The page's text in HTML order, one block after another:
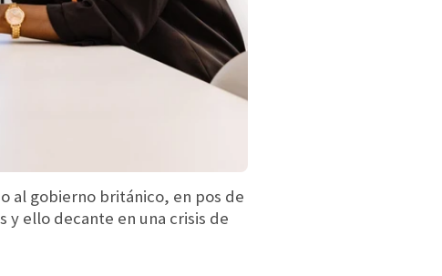
al gobierno británico, en pos de
ello decante en una crisis de